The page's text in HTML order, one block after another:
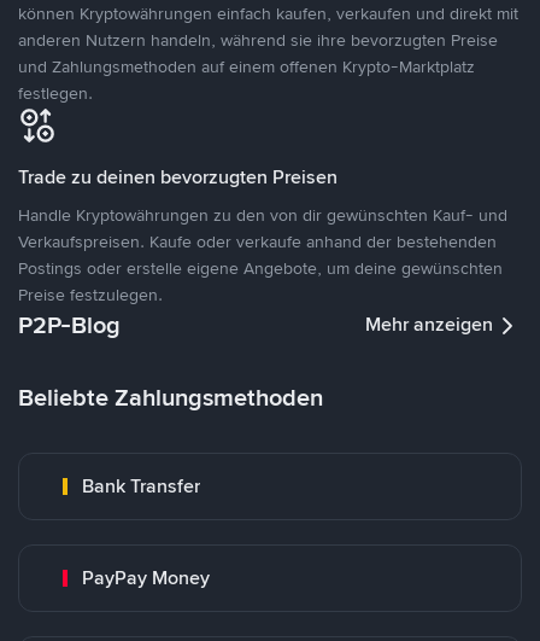
können Kryptowährungen einfach kaufen, verkaufen und direkt mit
anderen Nutzern handeln, während sie ihre bevorzugten Preise
und Zahlungsmethoden auf einem offenen Krypto-Marktplatz
festlegen.
Trade zu deinen bevorzugten Preisen
Handle Kryptowährungen zu den von dir gewünschten Kauf- und
Verkaufspreisen. Kaufe oder verkaufe anhand der bestehenden
Postings oder erstelle eigene Angebote, um deine gewünschten
Preise festzulegen.
P2P-Blog Mehr anzeigen
Beliebte Zahlungsmethoden
Bank Transfer
PayPay Money